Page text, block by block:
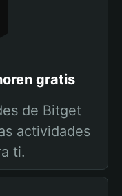
gratis
de Bitget
actividades
ti.